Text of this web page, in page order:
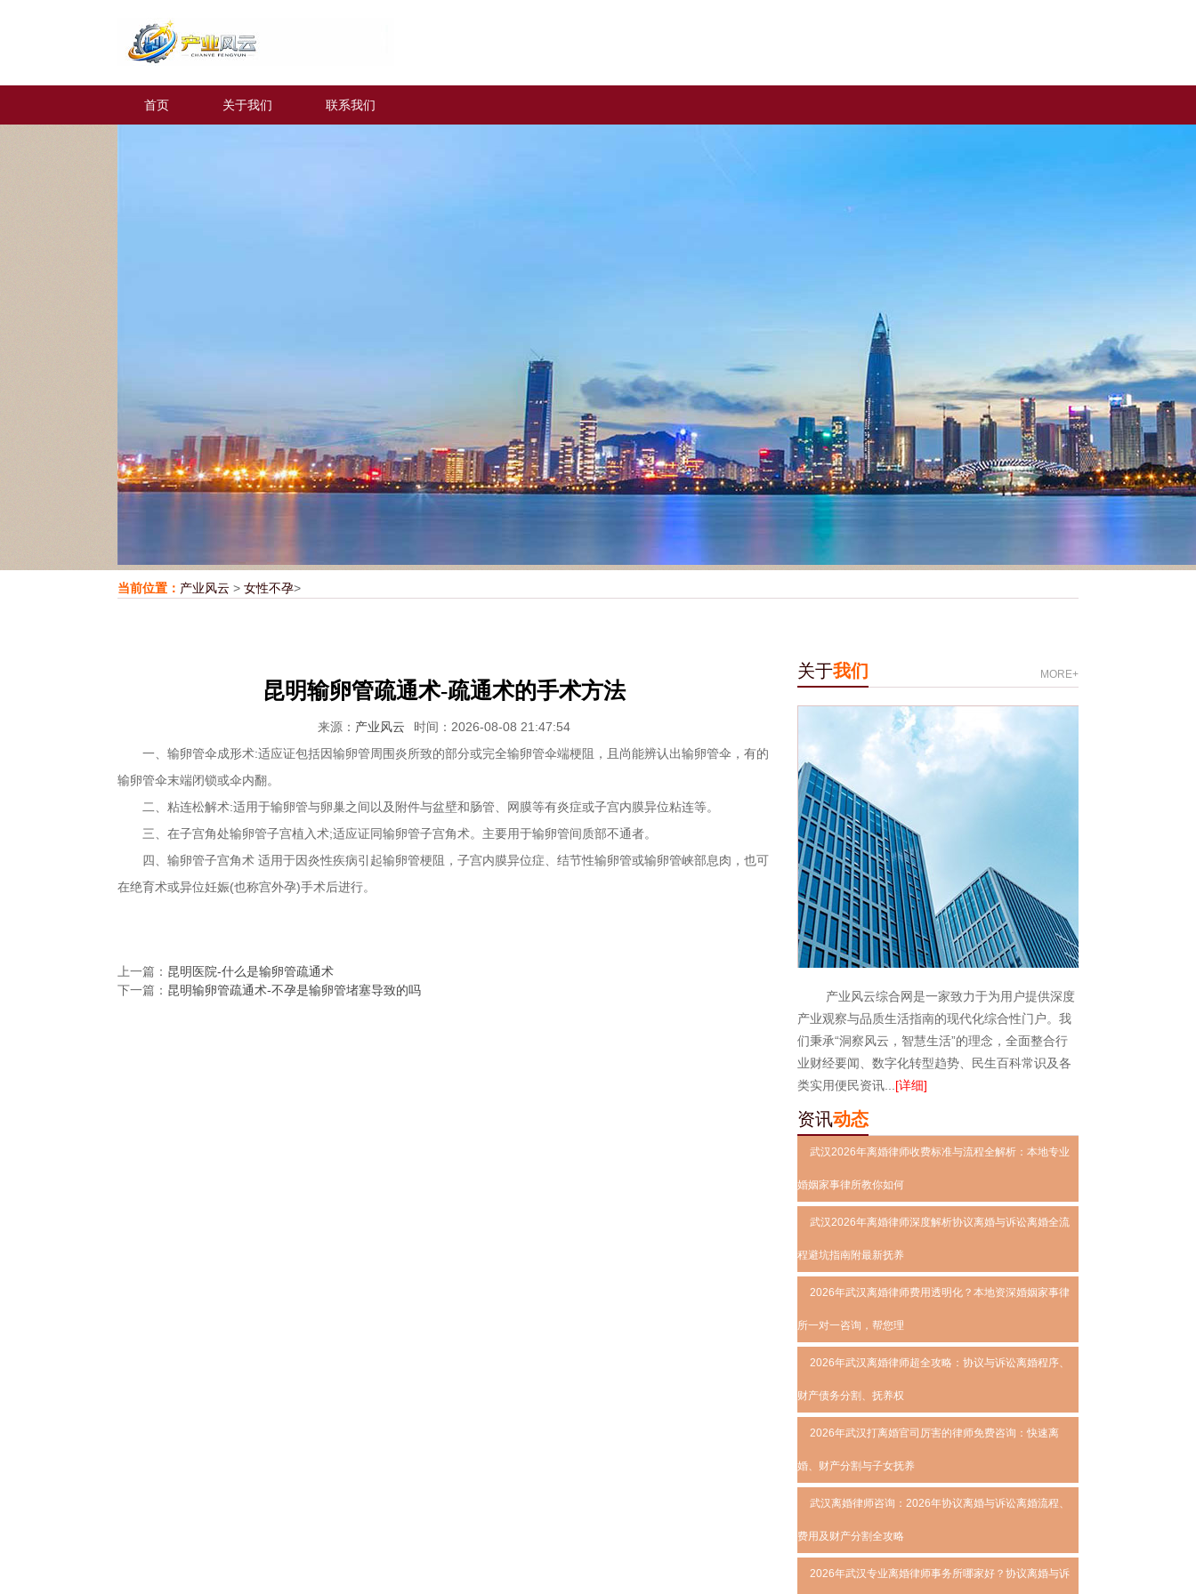
首页 关于我们 联系我们
当前位置： 产业风云 > 女性不孕>
昆明输卵管疏通术-疏通术的手术方法
来源： 产业风云
时间：2026-08-08 21:47:54
一、输卵管伞成形术:适应证包括因输卵管周围炎所致的部分或完全输卵管伞端梗阻，且尚能辨认出输卵管伞，有的
输卵管伞末端闭锁或伞内翻。
二、粘连松解术:适用于输卵管与卵巢之间以及附件与盆壁和肠管、网膜等有炎症或子宫内膜异位粘连等。
三、在子宫角处输卵管子宫植入术;适应证同输卵管子宫角术。主要用于输卵管间质部不通者。
四、输卵管子宫角术 适用于因炎性疾病引起输卵管梗阻，子宫内膜异位症、结节性输卵管或输卵管峡部息肉，也可
在绝育术或异位妊娠(也称宫外孕)手术后进行。
上一篇： 昆明医院-什么是输卵管疏通术
下一篇： 昆明输卵管疏通术-不孕是输卵管堵塞导致的吗
MORE+
关于我们
产业风云综合网是一家致力于为用户提供深度
产业观察与品质生活指南的现代化综合性门户。我
们秉承“洞察风云，智慧生活”的理念，全面整合行
业财经要闻、数字化转型趋势、民生百科常识及各
类实用便民资讯... [详细]
资讯动态
武汉2026年离婚律师收费标准与流程全解析：本地专业
婚姻家事律所教你如何
武汉2026年离婚律师深度解析协议离婚与诉讼离婚全流
程避坑指南附最新抚养
2026年武汉离婚律师费用透明化？本地资深婚姻家事律
所一对一咨询，帮您理
2026年武汉离婚律师超全攻略：协议与诉讼离婚程序、
财产债务分割、抚养权
2026年武汉打离婚官司厉害的律师免费咨询：快速离
婚、财产分割与子女抚养
武汉离婚律师咨询：2026年协议离婚与诉讼离婚流程、
费用及财产分割全攻略
2026年武汉专业离婚律师事务所哪家好？协议离婚与诉